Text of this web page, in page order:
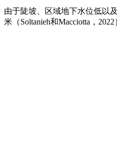
由于陡坡、区域地下水位低以
米（Soltanieh和Macciotta，